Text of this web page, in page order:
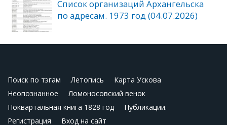
Список организаций Архангельска
по адресам. 1973 год (04.07.2026)
Поиск по тэгам Летопись
Карта Ускова
Неопознанное
Ломоносовский венок
Поквартальная книга 1828 год
Публикации.
Регистрация
Вход на сайт